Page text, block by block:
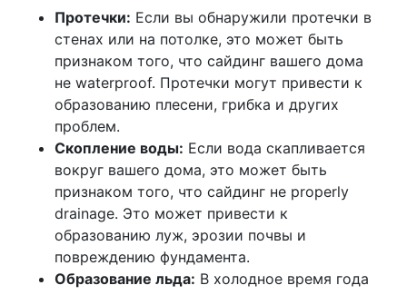
Протечки: Если вы обнаружили протечки в
стенах или на потолке, это может быть
признаком того, что сайдинг вашего дома
не waterproof. Протечки могут привести к
образованию плесени, грибка и других
проблем.
Скопление воды: Если вода скапливается
вокруг вашего дома, это может быть
признаком того, что сайдинг не properly
drainage. Это может привести к
образованию луж, эрозии почвы и
повреждению фундамента.
Образование льда: В холодное время года